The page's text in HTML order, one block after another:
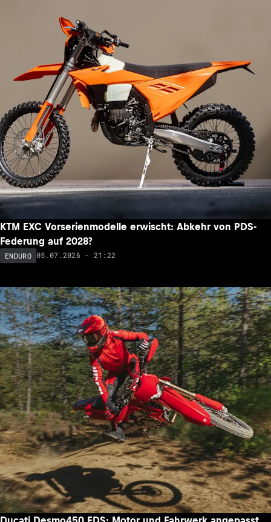
KTM EXC Vorserienmodelle erwischt: Abkehr von PDS-
Federung auf 2028?
ENDURO 05.07.2026 - 21:22